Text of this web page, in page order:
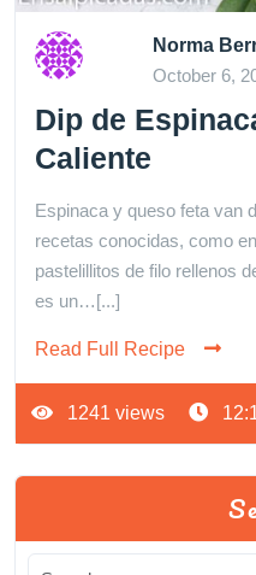
Norma
October 6,
Dip de
Caliente
Espinaca y queso feta van
recetas conocidas, como
pastelillitos de filo rellenos
es un…[...]
Read Full Recipe
1241 views